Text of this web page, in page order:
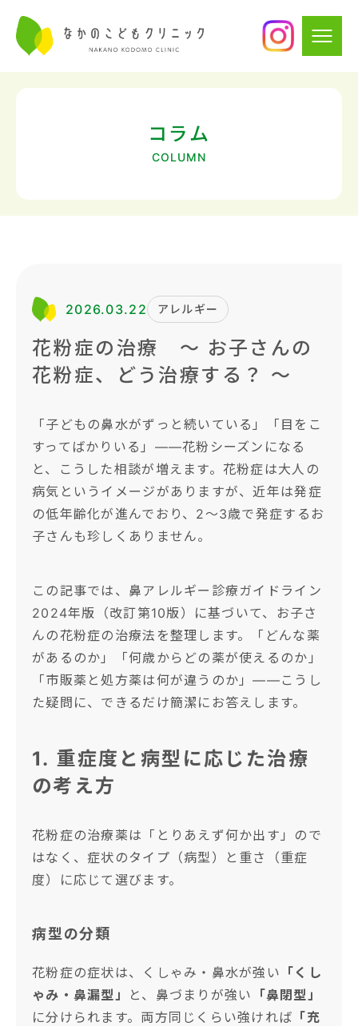
コラム
COLUMN
2026.03.22 アレルギー
花粉症の治療 〜 お子さんの
花粉症、どう治療する？ 〜
「子どもの鼻水がずっと続いている」「目をこ
すってばかりいる」——花粉シーズンになる
と、こうした相談が増えます。花粉症は大人の
病気というイメージがありますが、近年は発症
の低年齢化が進んでおり、2〜3歳で発症するお
子さんも珍しくありません。
この記事では、鼻アレルギー診療ガイドライン
2024年版（改訂第10版）に基づいて、お子さ
んの花粉症の治療法を整理します。「どんな薬
があるのか」「何歳からどの薬が使えるのか」
「市販薬と処方薬は何が違うのか」——こうし
た疑問に、できるだけ簡潔にお答えします。
1. 重症度と病型に応じた治療
の考え方
花粉症の治療薬は「とりあえず何か出す」ので
はなく、症状のタイプ（病型）と重さ（重症
度）に応じて選びます。
病型の分類
花粉症の症状は、くしゃみ・鼻水が強い 「くし
ゃみ・鼻漏型」
と、鼻づまりが強い
「鼻閉型」
に分けられます。両方同じくらい強ければ 「充